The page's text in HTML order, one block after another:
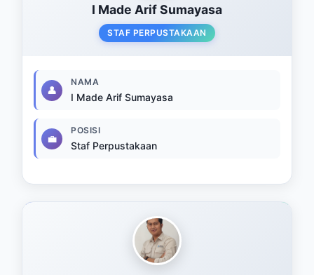
I Made Arif Sumayasa
STAF PERPUSTAKAAN
👤
NAMA
I Made Arif Sumayasa
💼
POSISI
Staf Perpustakaan